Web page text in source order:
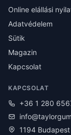
Online elállási
Adatvédelem
Sütik
Magazin
Kapcsolat
KAPCSOLAT
+36 1 280
1194 Budapest